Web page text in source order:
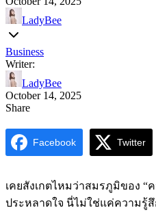
LadyBee
Business
Writer:
LadyBee
October 14, 2025
Share
Facebook Twitter
เคยสังเกตไหมว่าสมรภูมิของ
ประหลาดใจ นี่ไม่ใช่แค่ความรู้